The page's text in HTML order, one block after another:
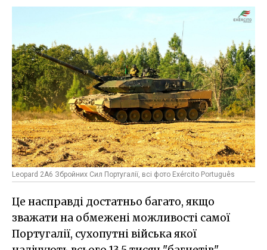
Leopard 2A6 Збройних Сил Португалії, всі фото Exército Português
Це насправді достатньо багато, якщо
зважати на обмежені можливості самої
Португалії, сухопутні війська якої